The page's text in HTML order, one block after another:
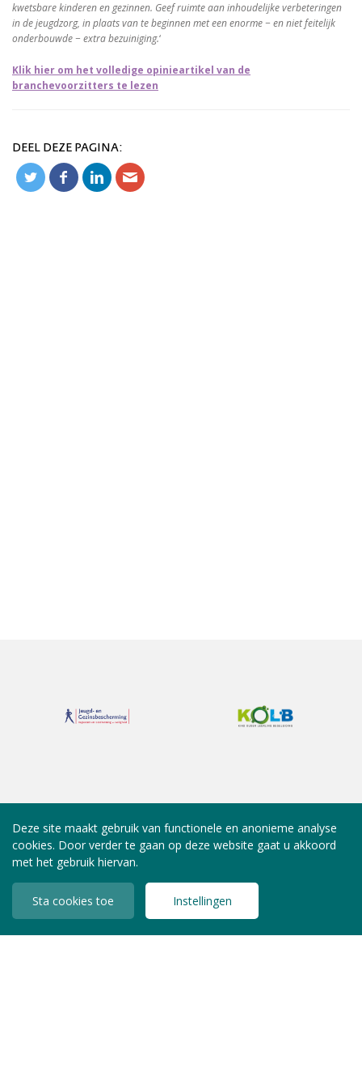
kwetsbare kinderen en gezinnen. Geef ruimte aan inhoudelijke verbeteringen
in de jeugdzorg, in plaats van te beginnen met een enorme − en niet feitelijk
onderbouwde − extra bezuiniging.‘
Klik hier om het volledige opinieartikel van de
branchevoorzitters te lezen
DEEL DEZE PAGINA:
Deze site maakt gebruik van functionele en anonieme analyse
cookies. Door verder te gaan op deze website gaat u akkoord
met het gebruik hiervan.
Sta cookies toe Instellingen